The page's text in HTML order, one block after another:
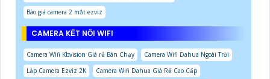
Báo giá camera 2 mắt ezviz
CAMERA KẾT NỐI WIFI
Camera Wifi Kbvision Giá rẻ Bán Chạy
Camera Wifi Dahua Ngoài Trời
Lắp Camera Ezviz 2K
Camera Wifi Dahua Giá Rẻ Cao Cấp